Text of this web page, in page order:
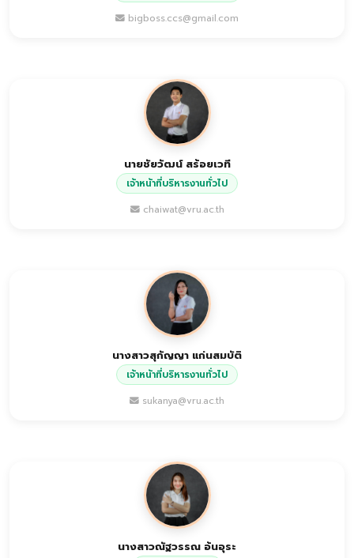
bigboss.ccs@gmail.com
นายชัยวัฒน์ สร้อยเวที
เจ้าหน้าที่บริหารงานทั่วไป
chaiwat@vru.ac.th
นางสาวสุกัญญา แก่นสมบัติ
เจ้าหน้าที่บริหารงานทั่วไป
sukanya@vru.ac.th
นางสาวณัฐวรรณ อ้นอุระ